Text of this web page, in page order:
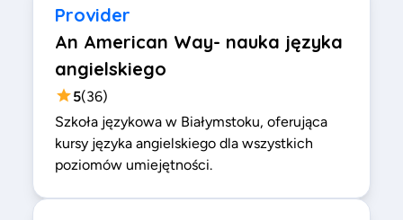
Provider
An American Way- nauka języka
angielskiego
5(36)
Szkoła językowa w Białymstoku, oferująca
kursy języka angielskiego dla wszystkich
poziomów umiejętności.